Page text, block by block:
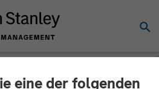
eine der folgenden